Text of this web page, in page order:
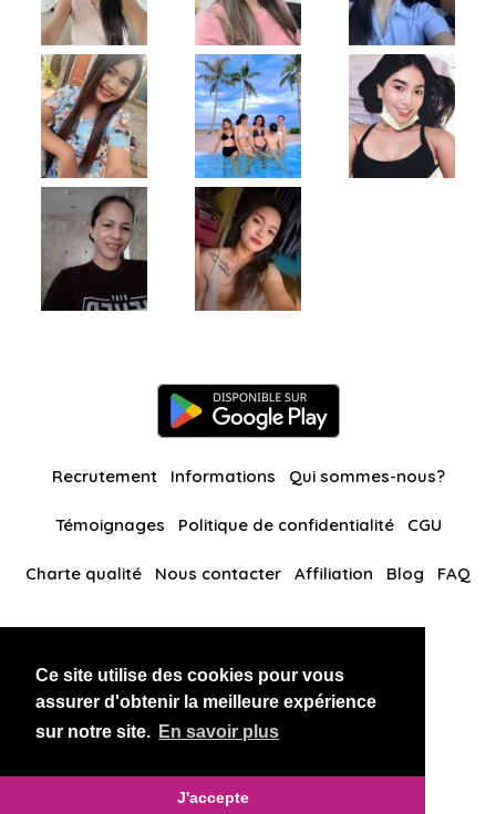
Ce site utilise des cookies pour vous
assurer d'obtenir la meilleure expérience
sur notre site. En savoir plus
J'accepte
Recrutement Informations Qui sommes-nous?
Témoignages Politique de confidentialité CGU
Charte qualité Nous contacter Affiliation Blog FAQ
BlackAndBeauties RussianKisses